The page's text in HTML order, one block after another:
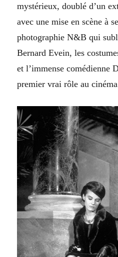
mystérieux, doublé d’un
avec une mise en scène à
photographie N&B qui
Bernard Evein, les
et l’immense comédienne
premier vrai rôle au